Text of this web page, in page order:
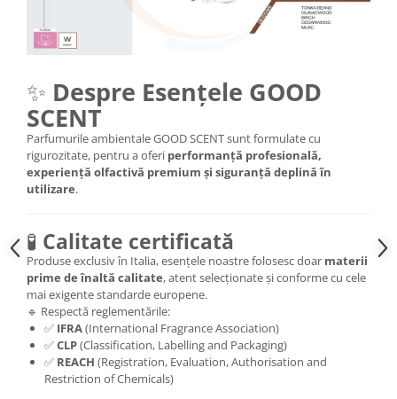
✨ Despre Esențele GOOD
SCENT
Parfumurile ambientale GOOD SCENT sunt formulate cu
rigurozitate, pentru a oferi performanță profesională,
experiență olfactivă premium și siguranță deplină în
utilizare.
🧪 Calitate certificată
Produse exclusiv în Italia, esențele noastre folosesc doar materii
prime de înaltă calitate, atent selecționate și conforme cu cele
mai exigente standarde europene.
🔹 Respectă reglementările:
✅ IFRA(International Fragrance Association)
✅CLP(Classification, Labelling and Packaging)
✅ REACH (Registration, Evaluation, Authorisation and
Restriction of Chemicals)